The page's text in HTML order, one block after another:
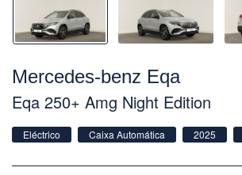
Mercedes-benz Eqa
Eqa 250+ Amg Night Edition
Eléctrico Caixa Automática 2025